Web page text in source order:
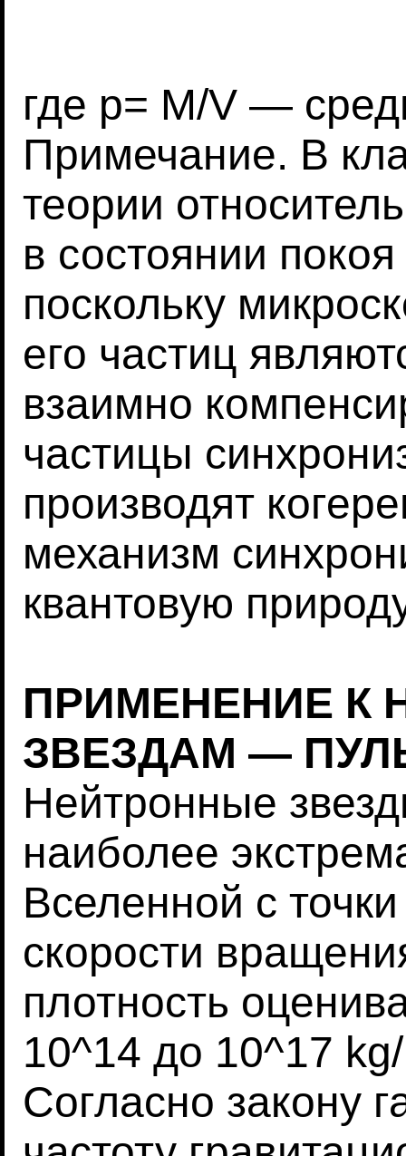
где p= M/V —
Примечание. В
теории
в состоянии
поскольку
его частиц
взаимно
частицы
производят
механизм
квантовую
ПРИМЕНЕНИЕ К
ЗВЕЗДАМ —
Нейтронные
наиболее
Вселенной с
скорости
плотность
10^14 до 10^17
Согласно закону